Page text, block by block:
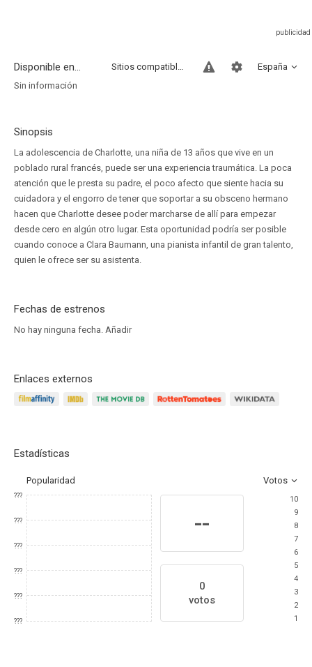
Disponible en... España
Sitios compatibles
Sin información
Sinopsis
La adolescencia de Charlotte, una niña de 13 años que vive en un
poblado rural francés, puede ser una experiencia traumática. La poca
atención que le presta su padre, el poco afecto que siente hacia su
cuidadora y el engorro de tener que soportar a su obsceno hermano
hacen que Charlotte desee poder marcharse de allí para empezar
desde cero en algún otro lugar. Esta oportunidad podría ser posible
cuando conoce a Clara Baumann, una pianista infantil de gran talento,
quien le ofrece ser su asistenta.
Fechas de estrenos
No hay ninguna fecha. Añadir
Enlaces externos
Estadísticas
Popularidad Votos
???
???
???
???
???
???
--
0
votos
10
9
8
7
6
5
4
3
2
1